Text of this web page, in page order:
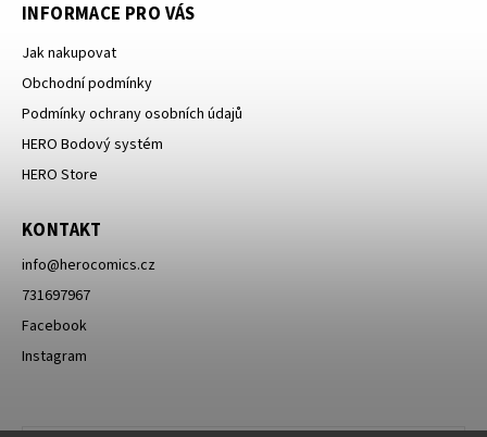
INFORMACE PRO VÁS
Jak nakupovat
Obchodní podmínky
Podmínky ochrany osobních údajů
HERO Bodový systém
HERO Store
KONTAKT
info@herocomics.cz
731697967
Facebook
Instagram